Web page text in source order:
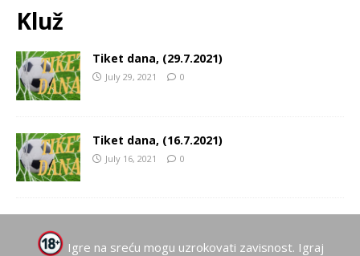
Kluž
Tiket dana, (29.7.2021)
July 29, 2021 0
Tiket dana, (16.7.2021)
July 16, 2021 0
Igre na sreću mogu uzrokovati zavisnost. Igraj